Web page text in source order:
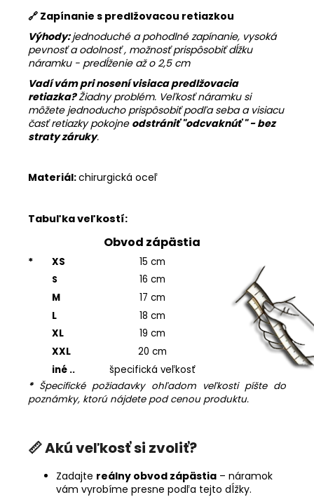
🔗 Zapínanie s predlžovacou retiazkou
Výhody:jednoduché a pohodlné zapínanie, vysoká
pevnosť a odolnosť , možnosť prispôsobiť dĺžku
náramku - predĺženie až o 2,5 cm
Vadí vám pri nosení visiaca predlžovacia
retiazka?Žiadny problém. Veľkosť náramku si
môžete jednoducho prispôsobiť podľa seba a visiacu
časť retiazky pokojne odstrániť "odcvaknúť " - bez
straty záruky.
Materiál:chirurgická oceľ
Tabuľka veľkostí:
Obvod zápästia
* XS 15 cm
S
16 cm
M
17 cm
L
18 cm
XL
19 cm
XXL
20 cm
iné ..
špecifická veľkosť
*Špecifické požiadavky ohľadom veľkosti píšte do
poznámky, ktorú nájdete pod cenou produktu.
📏Akú veľkosť si zvoliť?
Zadajte reálny obvod zápästia – náramok
vám vyrobíme presne podľa tejto dĺžky.